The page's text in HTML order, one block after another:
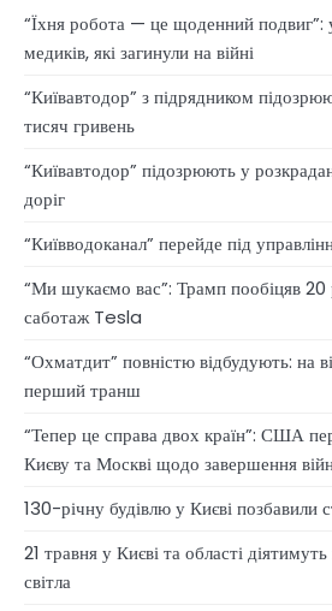
“Їхня робота — це щоденний
медиків, які загинули на війні
“Київавтодор” з підрядником
тисяч гривень
“Київавтодор” підозрюють у
доріг
“Київводоканал” перейде під
“Ми шукаємо вас”: Трамп пообіцяв 20
саботаж Tesla
“Охматдит” повністю відбудують: на
перший транш
“Тепер це справа двох країн”: США
Києву та Москві щодо завершення
130-річну будівлю у Києві позбавили
21 травня у Києві та області
світла